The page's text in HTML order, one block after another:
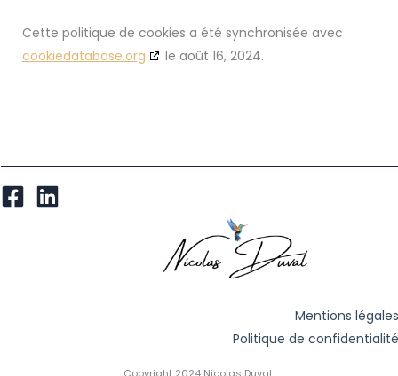
Cette politique de cookies a été synchronisée avec
cookiedatabase.org
le août 16, 2024.
Mentions légales
Politique de confidentialité